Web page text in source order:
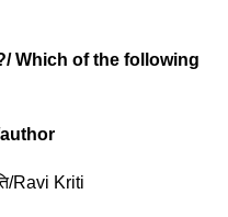
Which of the following
Kriti